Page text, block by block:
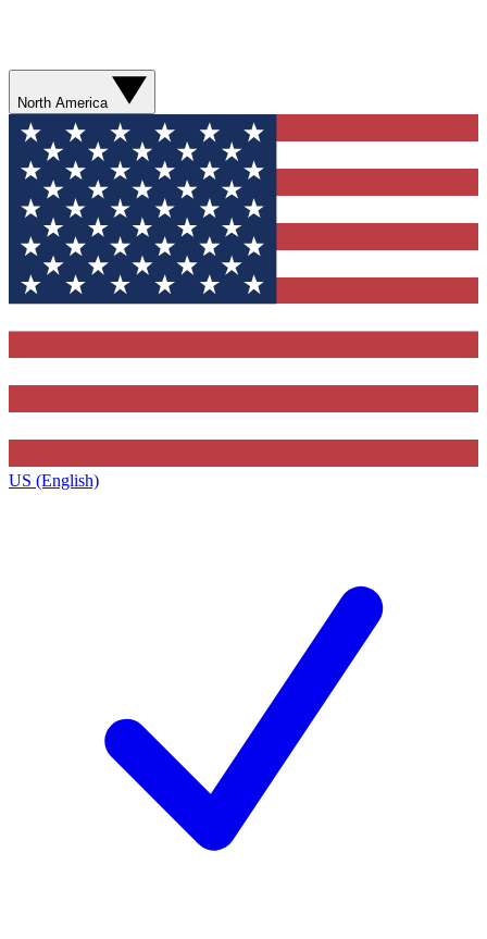
North America
US (English)